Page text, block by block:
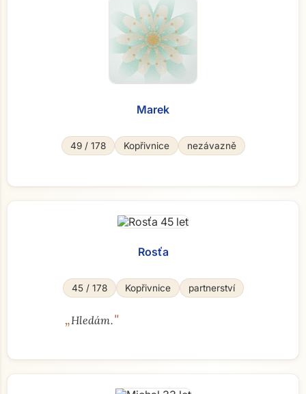
Marek
49 / 178 Kopřivnice nezávazně
Rosťa
45 / 178 Kopřivnice partnerství
„Hledám."